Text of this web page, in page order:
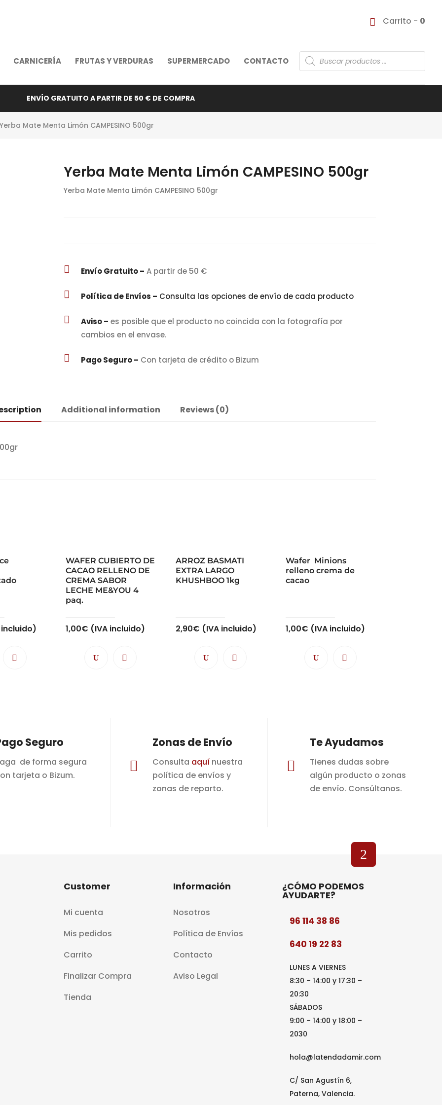
Carrito - 0
CARNICERÍA FRUTAS Y VERDURAS SUPERMERCADO CONTACTO
Búsqueda
de
ENVÍO GRATUITO A PARTIR DE 50 € DE COMPRA
Mate Menta Limón CAMPESINO 500gr
Yerba Mate Menta Limón CAMPESINO 500gr
Yerba Mate Menta Limón CAMPESINO 500gr
 Envío Gratuito – A partir de 50 €
 Política de Envíos – Consulta las opciones de envío de cada producto
 Aviso – es posible que el producto no coincida con la fotografía por
cambios en el envase.
 Pago Seguro – Con tarjeta de crédito o Bizum
Additional information Reviews (0)
WAFER CUBIERTO DE
CACAO RELLENO DE
CREMA SABOR
LECHE ME&YOU 4
paq.
1,00€ (IVA incluido)
ARROZ BASMATI
EXTRA LARGO
KHUSHBOO 1kg
2,90€ (IVA incluido)
Wafer Minions
relleno crema de
cacao
1,00€ (IVA incluido)
Seguro
de forma segura
tarjeta o Bizum.

Zonas de Envío
Consulta aquí nuestra
política de envíos y
zonas de reparto.

Te Ayudamos
Tienes dudas sobre
algún producto o zonas
de envío. Consúltanos.
Customer
Mi cuenta
Mis pedidos
Carrito
Finalizar Compra
Tienda
Información
Nosotros
Política de Envíos
Contacto
Aviso Legal
¿CÓMO PODEMOS
AYUDARTE?
96 114 38 86
640 19 22 83
LUNES A VIERNES
8:30 – 14:00 y 17:30 –
20:30
SÁBADOS
9:00 – 14:00 y 18:00 –
2030
hola@latendadamir.com
C/ San Agustín 6,
Paterna, Valencia.